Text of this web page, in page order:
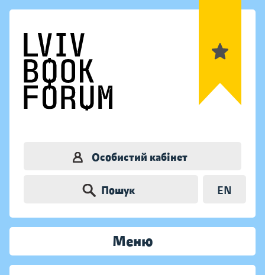
Особистий кабінет
Пошук EN
Меню